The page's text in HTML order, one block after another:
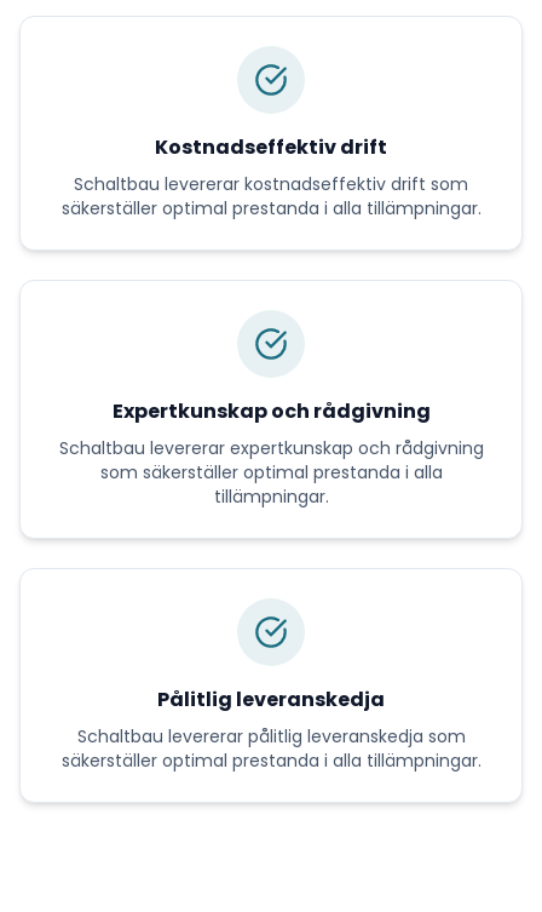
Kostnadseffektiv drift
Schaltbau levererar kostnadseffektiv drift som
säkerställer optimal prestanda i alla tillämpningar.
Expertkunskap och rådgivning
Schaltbau levererar expertkunskap och rådgivning
som säkerställer optimal prestanda i alla
tillämpningar.
Pålitlig leveranskedja
Schaltbau levererar pålitlig leveranskedja som
säkerställer optimal prestanda i alla tillämpningar.